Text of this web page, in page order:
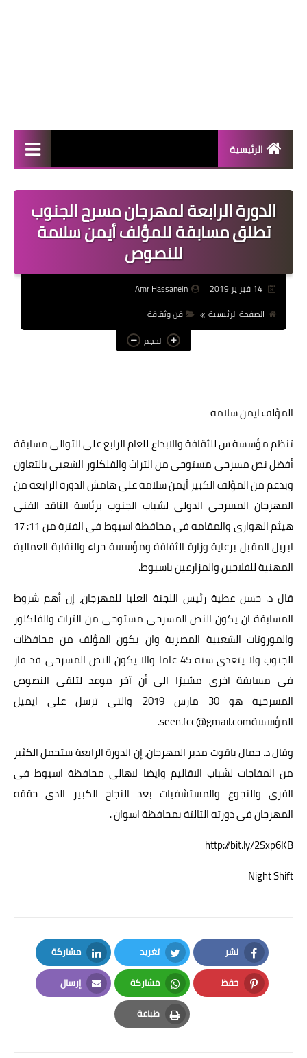
الرئيسية
منوعات
فعاليات
صحة
عالم المرأة
فن وثقافة
أخبار النجوم
أخبار العالم
الدورة الرابعة لمهرجان مسرح الجنوب
تطلق مسابقة للمؤلف أيمن سلامة
للنصوص
14 فبراير 2019
Amr Hassanein
الصفحة الرئيسية
فن وثقافة
الحجم
المؤلف ايمن سلامة
تنظم مؤسسة س للثقافة والابداع للعام الرابع على التوالى مسابقة
أفضل نص مسرحى مستوحى من التراث والفلكلور الشعبى بالتعاون
وبدعم من المؤلف الكبير أيمن سلامة على هامش الدورة الرابعة من
المهرجان المسرحى الدولى لشباب الجنوب برئاسة الناقد الفنى
هيثم الهوارى والمقامه فى محافظة اسيوط فى الفترة من 11: 17
ابريل المقبل برعاية وزارة الثقافة ومؤسسة حراء والنقابة العمالية
المهنية للفلاحين والمزارعين باسيوط.
قال د. حسن عطية رئيس اللجنة العليا للمهرجان، إن أهم شروط
المسابقة ان يكون النص المسرحى مستوحى من التراث والفلكلور
والموروثات الشعبية المصرية وان يكون المؤلف من محافظات
الجنوب ولا يتعدى سنه 45 عاما والا يكون النص المسرحى قد فاز
فى مسابقة اخرى مشيرًا الى أن آخر موعد لتلقى النصوص
المسرحية هو 30 مارس 2019 والتى ترسل على ايميل
المؤسسةseen.fcc@gmail.com.
وقال د. جمال ياقوت مدير المهرجان، إن الدورة الرابعة ستحمل الكثير
من المفاجات لشباب الاقاليم وايضا لاهالى محافظة اسيوط فى
القرى والنجوع والمستشفيات بعد النجاح الكبير الذى حققه
المهرجان فى دورته الثالثة بمحافظة اسوان .
http://bit.ly/2Sxp6KB
Night Shift
نشر
Facebook
تغريد
Twitter
مشاركة
LinkedIn
حفظ
Pinterest
مشاركة
Whatsapp
إرسال
Email
طباعة
Print